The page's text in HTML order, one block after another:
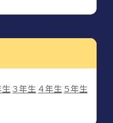
生 ３年生 ４年生 ５年生